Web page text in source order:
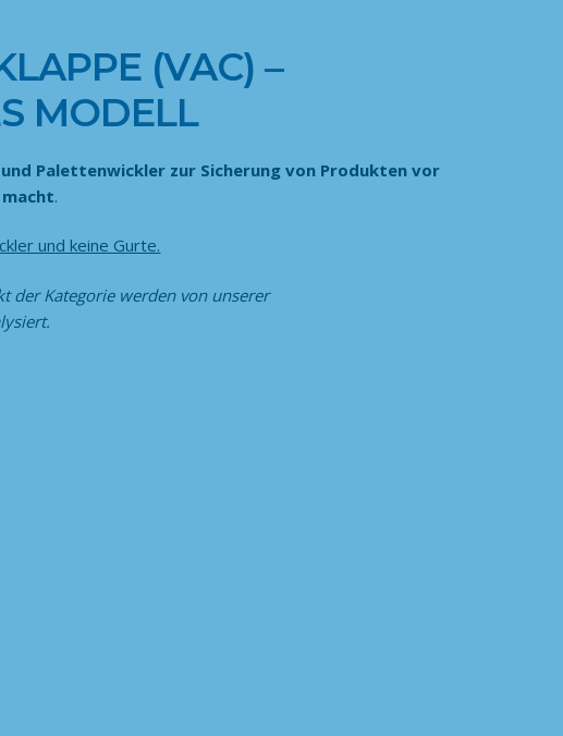
(VAC) –
MODELL
und Palettenwickler zur Sicherung von Produkten vor
.
und keine Gurte.
der Kategoriewerden von unserer